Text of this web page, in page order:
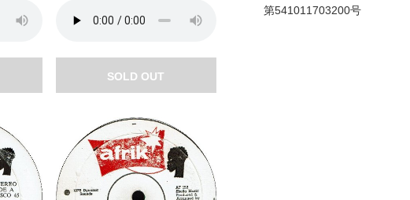
SOLD OUT
第541011703200号